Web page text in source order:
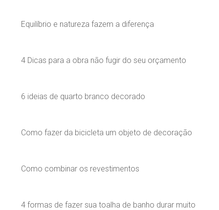
Equilíbrio e natureza fazem a diferença
4 Dicas para a obra não fugir do seu orçamento
6 ideias de quarto branco decorado
Como fazer da bicicleta um objeto de decoração
Como combinar os revestimentos
4 formas de fazer sua toalha de banho durar muito